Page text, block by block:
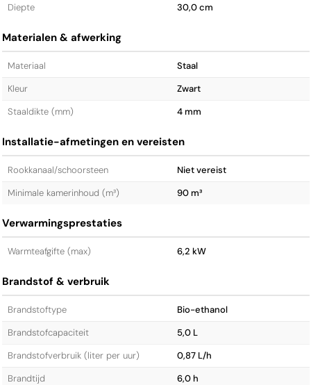
Diepte
30,0 cm
Materialen & afwerking
Materiaal
Staal
Kleur
Zwart
Staal­dikte (mm)
4 mm
Installatie-afmetingen en vereisten
Rookkanaal/schoorsteen
Niet vereist
Minimale kamerinhoud (m³)
90 m³
Verwarmingsprestaties
Warmteafgifte (max) 6,2 kW
Brandstof & verbruik
Brandstoftype
Bio-ethanol
Brandstofcapaciteit
5,0 L
Brandstofverbruik (liter per uur)
0,87 L/h
Brandtijd
6,0 h